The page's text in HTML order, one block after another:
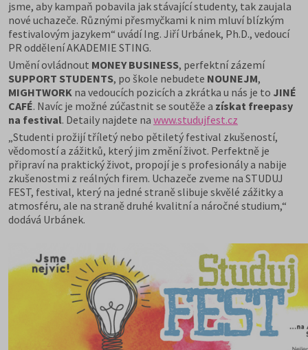
jsme, aby kampaň pobavila jak stávající studenty, tak zaujala
nové uchazeče. Různými přesmyčkami k nim mluví blízkým
festivalovým jazykem“ uvádí Ing. Jiří Urbánek, Ph.D., vedoucí
PR oddělení AKADEMIE STING.
Umění ovládnout MONEY BUSINESS, perfektní zázemí
SUPPORT STUDENTS, po škole nebudete NOUNEJM,
MIGHTWORK na vedoucích pozicích a zkrátka u nás je to JINÉ
CAFÉ. Navíc je možné zúčastnit se soutěže a získat freepasy
na festival. Detaily najdete na www.studujfest.cz
„Studenti prožijí tříletý nebo pětiletý festival zkušeností,
vědomostí a zážitků, který jim změní život. Perfektně je
připraví na praktický život, propojí je s profesionály a nabije
zkušenostmi z reálných firem. Uchazeče zveme na STUDUJ
FEST, festival, který na jedné straně slibuje skvělé zážitky a
atmosféru, ale na straně druhé kvalitní a náročné studium,“
dodává Urbánek.